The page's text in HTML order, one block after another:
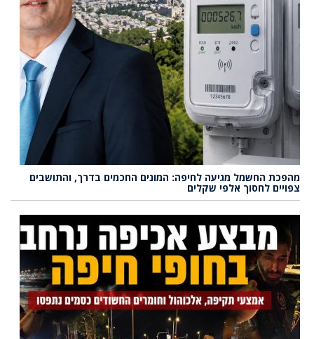
מהפכת החשמל מגיעה לחיפה: המונים החכמים בדרך, והתושבים
צפויים לחסוך אלפי שקלים